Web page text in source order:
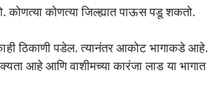
कोणत्या कोणत्या जिल्ह्यात पाऊस पडू शकतो.
ठिकाणी पडेल. त्यानंतर आकोट भागाकडे आहे.
आहे आणि वाशीमच्या कारंजा लाड या भागात